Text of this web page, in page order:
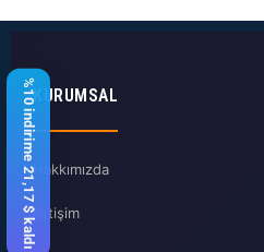
KURUMSAL
Hakkımızda
İletişim
%10 indirime 21,17 $ kaldı